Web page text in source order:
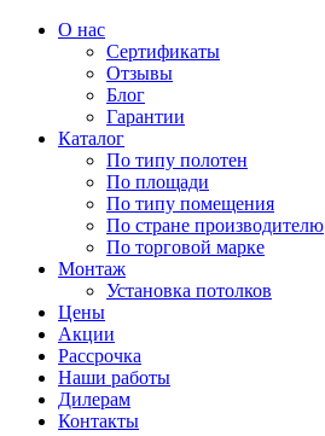
О нас
Сертификаты
Отзывы
Блог
Гарантии
Каталог
По типу полотен
По площади
По типу помещения
По стране производителю
По торговой марке
Монтаж
Установка потолков
Цены
Акции
Рассрочка
Наши работы
Дилерам
Контакты